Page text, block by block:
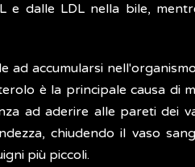
e dalle LDL nella bile,
ad accumularsi
è la principale causa di
ad aderire alle pareti dei
chiudendo il vaso
più piccoli.